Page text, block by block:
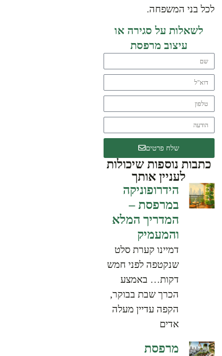
לכל בני המשפחה.
לשאלות על סגירה או
עיצוב מרפסת
שלח פרטים
כתבות נוספות שיכולות
לעניין אותך
הידרופוניקה
במרפסת –
המדריך המלא
והמעמיק
דמיינו קערת סלט
שנקטפה לפני חמש
דקות… באמצע
הכרך שבת בבוקר,
הקפה עדיין מעלה
אדים
מרפסת